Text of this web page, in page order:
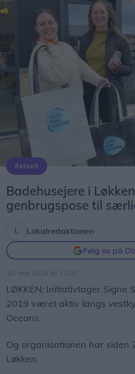
Aktuelt
Badehusejere i
genbrugspose til
Lokalredaktionen
Følg os på
10. maj 2026 kl. 17.02
LØKKEN: Initiativtager Signe
2019 været aktiv langs
Oceans.
Og organisationen har siden
Løkken.